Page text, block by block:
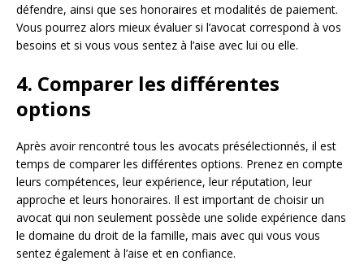
défendre, ainsi que ses honoraires et modalités de paiement.
Vous pourrez alors mieux évaluer si l’avocat correspond à vos
besoins et si vous vous sentez à l’aise avec lui ou elle.
4. Comparer les différentes
options
Après avoir rencontré tous les avocats présélectionnés, il est
temps de comparer les différentes options. Prenez en compte
leurs compétences, leur expérience, leur réputation, leur
approche et leurs honoraires. Il est important de choisir un
avocat qui non seulement possède une solide expérience dans
le domaine du droit de la famille, mais avec qui vous vous
sentez également à l’aise et en confiance.